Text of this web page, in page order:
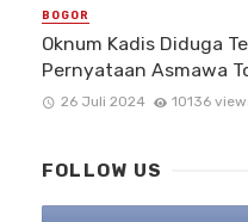
BOGOR
Oknum Kadis Diduga
Pernyataan Asmawa
26 Juli 2024 10136
FOLLOW US